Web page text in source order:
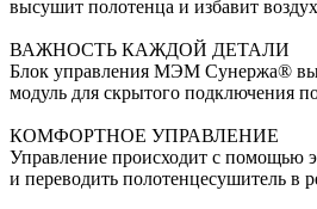
высушит полотенца и избавит
ВАЖНОСТЬ КАЖДОЙ ДЕТАЛИ
Блок управления МЭМ Сунержа®
модуль для скрытого подключения
КОМФОРТНОЕ УПРАВЛЕНИЕ
Управление происходит с помощью
и переводить полотенцесушитель в